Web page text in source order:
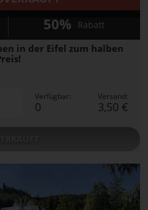
in der Eifel zum halben
50% Rabatt
Verfügbar:
0
Versand:
3,50 €